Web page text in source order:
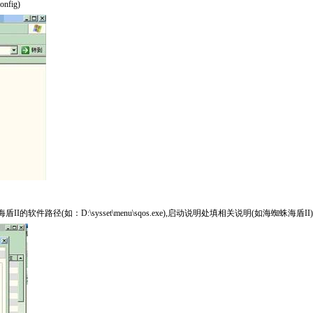
II的软件路径(如：D:\sysset\menu\sqos.exe),启动说明处填相关说明(如海蜘蛛海盾